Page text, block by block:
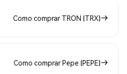
Como comprar TRON (TRX)
Como comprar Pepe (PEPE)